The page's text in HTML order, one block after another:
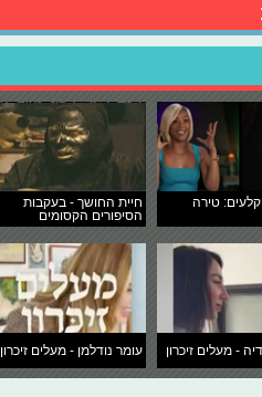
טירה
חיית החושך - בעקבות
הסיפורים הקסומים
- מעלים זיכרון עומר נודלמן - מעלים זיכרון